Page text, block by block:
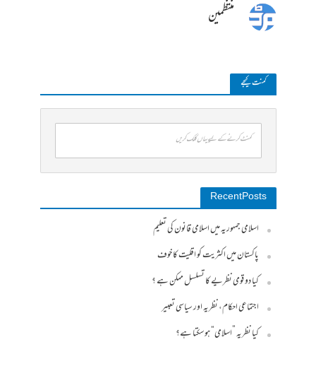
منتظمین
کمنت کیجے
کمنٹ کرنے کے لیے یہاں کلک کریں
Recent Posts
اسلامی جمہوریہ میں اسلامی قانون کی تعلیم
پاکستان میں اکثریت کو اقلیت کا خوف
کیا دو قومی نظریے کا تسلسل ممکن ہے ؟
اجتماعی احکام، نظریہ اور سیاسی تعبیر
کیا نظریہ ”اسلامی“ ہو سکتا ہے؟